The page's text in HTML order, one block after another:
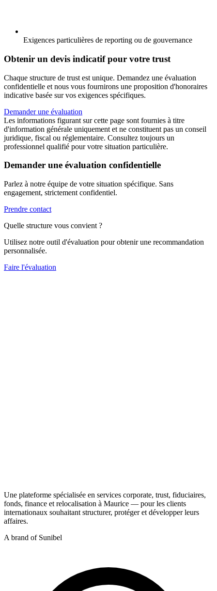
Exigences particulières de reporting ou de gouvernance
Obtenir un devis indicatif pour votre trust
Chaque structure de trust est unique. Demandez une évaluation
confidentielle et nous vous fournirons une proposition d'honoraires
indicative basée sur vos exigences spécifiques.
Demander une évaluation
Les informations figurant sur cette page sont fournies à titre
d'information générale uniquement et ne constituent pas un conseil
juridique, fiscal ou réglementaire. Consultez toujours un
professionnel qualifié pour votre situation particulière.
Demander une évaluation confidentielle
Parlez à notre équipe de votre situation spécifique. Sans
engagement, strictement confidentiel.
Prendre contact
Quelle structure vous convient ?
Utilisez notre outil d'évaluation pour obtenir une recommandation
personnalisée.
Faire l'évaluation
Une plateforme spécialisée en services corporate, trust, fiduciaires,
fonds, finance et relocalisation à Maurice — pour les clients
internationaux souhaitant structurer, protéger et développer leurs
affaires.
A brand of Sunibel